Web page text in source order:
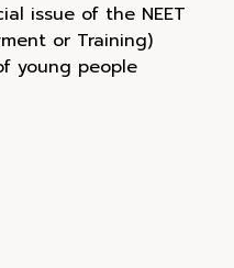
issue of the NEET
or Training)
young people